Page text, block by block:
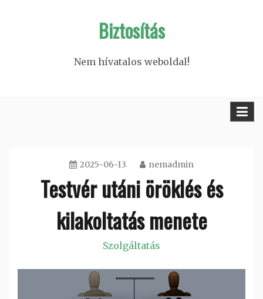
Biztosítás
Nem hívatalos weboldal!
2025-06-13 nemadmin
Testvér utáni öröklés és
kilakoltatás menete
Szolgáltatás